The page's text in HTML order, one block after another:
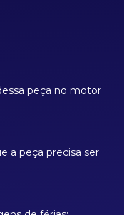
peça no motor
a peça precisa ser